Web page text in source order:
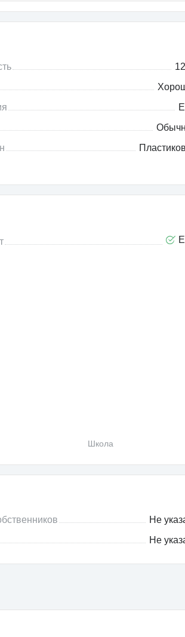
Школа
Не
Не